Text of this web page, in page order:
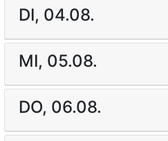
DI, 04.08.
MI, 05.08.
DO, 06.08.